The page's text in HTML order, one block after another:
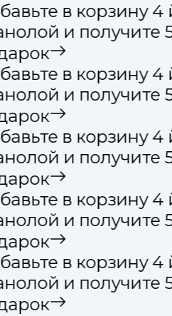
в корзину 4
и получите
в корзину 4
и получите
в корзину 4
и получите
в корзину 4
и получите
в корзину 4
и получите